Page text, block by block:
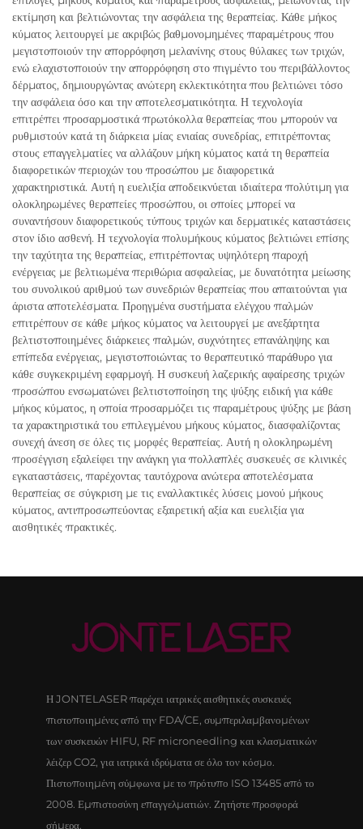
εκτίμηση και βελτιώνοντας την ασφάλεια της θεραπείας. Κάθε μήκος
κύματος λειτουργεί με ακριβώς βαθμονομημένες παραμέτρους που
μεγιστοποιούν την απορρόφηση μελανίνης στους θύλακες των τριχών,
ενώ ελαχιστοποιούν την απορρόφηση στο πιγμέντο του περιβάλλοντος
δέρματος, δημιουργώντας ανώτερη εκλεκτικότητα που βελτιώνει τόσο
την ασφάλεια όσο και την αποτελεσματικότητα. Η τεχνολογία
επιτρέπει προσαρμοστικά πρωτόκολλα θεραπείας που μπορούν να
ρυθμιστούν κατά τη διάρκεια μίας ενιαίας συνεδρίας, επιτρέποντας
στους επαγγελματίες να αλλάζουν μήκη κύματος κατά τη θεραπεία
διαφορετικών περιοχών του προσώπου με διαφορετικά
χαρακτηριστικά. Αυτή η ευελιξία αποδεικνύεται ιδιαίτερα πολύτιμη για
ολοκληρωμένες θεραπείες προσώπου, οι οποίες μπορεί να
συναντήσουν διαφορετικούς τύπους τριχών και δερματικές καταστάσεις
στον ίδιο ασθενή. Η τεχνολογία πολυμήκους κύματος βελτιώνει επίσης
την ταχύτητα της θεραπείας, επιτρέποντας υψηλότερη παροχή
ενέργειας με βελτιωμένα περιθώρια ασφαλείας, με δυνατότητα μείωσης
του συνολικού αριθμού των συνεδριών θεραπείας που απαιτούνται για
άριστα αποτελέσματα. Προηγμένα συστήματα ελέγχου παλμών
επιτρέπουν σε κάθε μήκος κύματος να λειτουργεί με ανεξάρτητα
βελτιστοποιημένες διάρκειες παλμών, συχνότητες επανάληψης και
επίπεδα ενέργειας, μεγιστοποιώντας το θεραπευτικό παράθυρο για
κάθε συγκεκριμένη εφαρμογή. Η συσκευή λαζερικής αφαίρεσης τριχών
προσώπου ενσωματώνει βελτιστοποίηση της ψύξης ειδική για κάθε
μήκος κύματος, η οποία προσαρμόζει τις παραμέτρους ψύξης με βάση
τα χαρακτηριστικά του επιλεγμένου μήκους κύματος, διασφαλίζοντας
συνεχή άνεση σε όλες τις μορφές θεραπείας. Αυτή η ολοκληρωμένη
προσέγγιση εξαλείφει την ανάγκη για πολλαπλές συσκευές σε κλινικές
εγκαταστάσεις, παρέχοντας ταυτόχρονα ανώτερα αποτελέσματα
θεραπείας σε σύγκριση με τις εναλλακτικές λύσεις μονού μήκους
κύματος, αντιπροσωπεύοντας εξαιρετική αξία και ευελιξία για
αισθητικές πρακτικές.
Η JONTELASER παρέχει ιατρικές αισθητικές συσκευές
πιστοποιημένες από την FDA/CE, συμπεριλαμβανομένων
των συσκευών HIFU, RF microneedling και κλασματικών
λέιζερ CO2, για ιατρικά ιδρύματα σε όλο τον κόσμο.
Πιστοποιημένη σύμφωνα με το πρότυπο ISO 13485 από το
2008. Εμπιστοσύνη επαγγελματιών. Ζητήστε προσφορά
σήμερα.